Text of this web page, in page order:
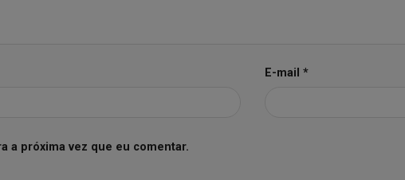
E-mail *
a próxima vez que eu comentar.